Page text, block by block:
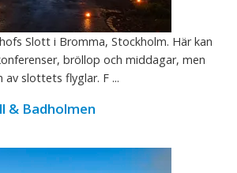
Slott i Bromma, Stockholm. Här kan
bröllop och middagar, men
av slottets flyglar. F ...
& Badholmen